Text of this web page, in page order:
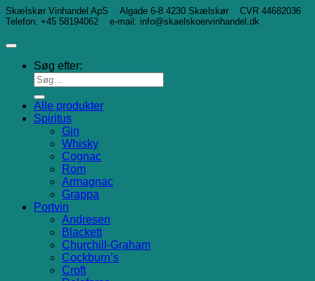
Skælskør Vinhandel ApS Algade 6-8 4230 Skælskør CVR 44682036
Telefon: +45 58194062 e-mail: info@skaelskoervinhandel.dk
Søg efter:
Alle produkter
Spiritus
Gin
Whisky
Cognac
Rom
Armagnac
Grappa
Portvin
Andresen
Blackett
Churchill-Graham
Cockburn’s
Croft